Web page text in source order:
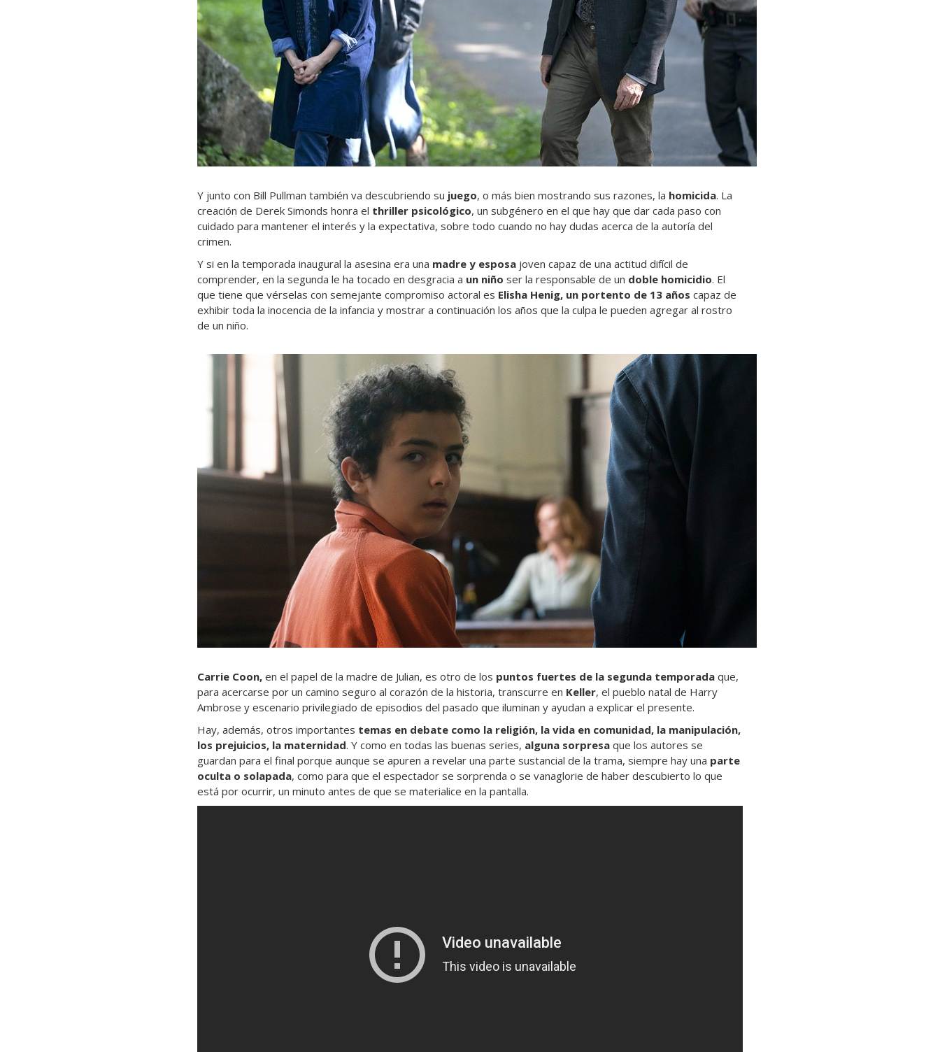
Y junto con Bill Pullman también va descubriendo su juego, o más bien mostrando sus razones, la homicida. La
creación de Derek Simonds honra el thriller psicológico, un subgénero en el que hay que dar cada paso con
cuidado para mantener el interés y la expectativa, sobre todo cuando no hay dudas acerca de la autoría del
crimen.
Y si en la temporada inaugural la asesina era una madre y esposa joven capaz de una actitud difícil de
comprender, en la segunda le ha tocado en desgracia a un niño ser la responsable de un doble homicidio. El
que tiene que vérselas con semejante compromiso actoral es Elisha Henig, un portento de 13 años capaz de
exhibir toda la inocencia de la infancia y mostrar a continuación los años que la culpa le pueden agregar al rostro
de un niño.
Carrie Coon, en el papel de la madre de Julian, es otro de los puntos fuertes de la segunda temporada que,
para acercarse por un camino seguro al corazón de la historia, transcurre en Keller, el pueblo natal de Harry
Ambrose y escenario privilegiado de episodios del pasado que iluminan y ayudan a explicar el presente.
Hay, además, otros importantes temas en debate como la religión, la vida en comunidad, la manipulación,
los prejuicios, la maternidad. Y como en todas las buenas series, alguna sorpresa que los autores se
guardan para el final porque aunque se apuren a revelar una parte sustancial de la trama, siempre hay una parte
oculta o solapada, como para que el espectador se sorprenda o se vanaglorie de haber descubierto lo que
está por ocurrir, un minuto antes de que se materialice en la pantalla.